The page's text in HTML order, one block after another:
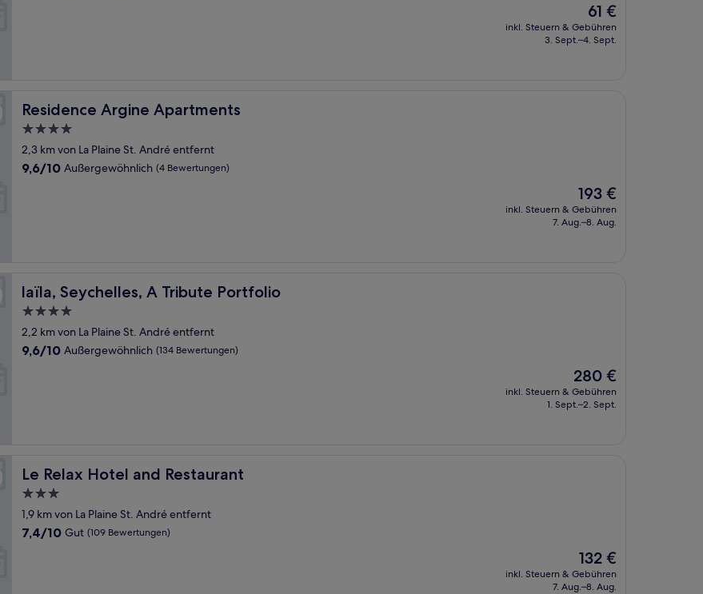
Der
Preis
beträgt
61 €
inkl. Steuern & Gebühren
3. Sept.–4. Sept.
Residence Argine Apartments
Residence Argine Apartments
4.0-
Sterne-
Unterkunft
2,3 km von La Plaine St. André entfernt
9.6
9,6/10 Außergewöhnlich (4 Bewertungen)
Der
Preis
beträgt
193 €
inkl. Steuern & Gebühren
7. Aug.–8. Aug.
laïla, Seychelles, A Tribute Portfolio
laïla, Seychelles, A Tribute Portfolio
4.0-
Sterne-
Unterkunft
2,2 km von La Plaine St. André entfernt
9.6
9,6/10 Außergewöhnlich (134 Bewertungen)
Der
Preis
beträgt
280 €
inkl. Steuern & Gebühren
1. Sept.–2. Sept.
Le Relax Hotel and Restaurant
Le Relax Hotel and Restaurant
3.0-
Sterne-
Unterkunft
1,9 km von La Plaine St. André entfernt
7.4
7,4/10 Gut (109 Bewertungen)
Der
Preis
beträgt
132 €
inkl. Steuern & Gebühren
7. Aug.–8. Aug.